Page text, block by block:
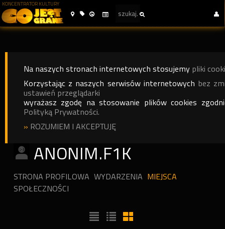
KONCENTRATOR KULTURY
Na naszych stronach internetowych stosujemy pliki
Korzystając z naszych serwisów internetowych bez
ustawień przeglądarki
wyrażasz zgodę na stosowanie plików cookies
Polityką Prywatności.
» ROZUMIEM I AKCEPTUJĘ
ANONIM.F1K
STRONA PROFILOWA WYDARZENIA MIEJSCA
SPOŁECZNOŚCI